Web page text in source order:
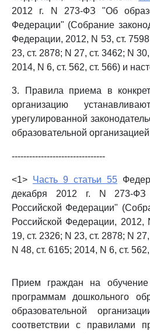
2012 г. N 273-ФЗ "Об
Федерации" (Собрание
Федерации, 2012, N 53, ст.
23, ст. 2878; N 27, ст. 3462; N
2014, N 6, ст. 562, ст. 566) и
3. Правила приема в
организацию
урегулированной
образовательной
--------------------------------
<1> Часть 9 статьи 55
декабря 2012 г. N 273-
Российской Федерации"
Российской Федерации, 2012,
19, ст. 2326; N 23, ст. 2878; N
N 48, ст. 6165; 2014, N 6, ст.
Прием граждан на
программам дошкольного
образовательной
соответствии с правилами